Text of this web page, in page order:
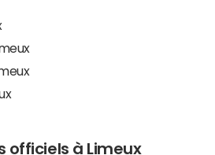
officiels à Limeux